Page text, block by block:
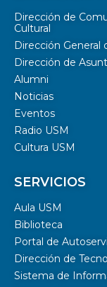
Dirección de
Cultural
Dirección General
Dirección de
Alumni
Noticias
Eventos
Radio USM
Cultura USM
SERVICIOS
Aula USM
Biblioteca
Portal de
Dirección de
Sistema de